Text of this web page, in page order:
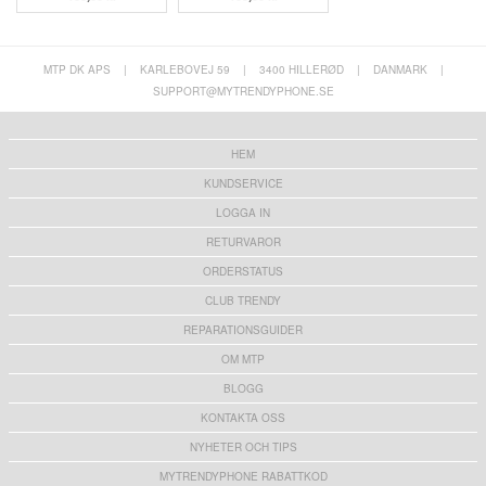
MTP DK APS | KARLEBOVEJ 59 | 3400 HILLERØD | DANMARK
|
SUPPORT@MYTRENDYPHONE.SE
HEM
KUNDSERVICE
LOGGA IN
RETURVAROR
ORDERSTATUS
CLUB TRENDY
REPARATIONSGUIDER
OM MTP
BLOGG
KONTAKTA OSS
NYHETER OCH TIPS
MYTRENDYPHONE RABATTKOD